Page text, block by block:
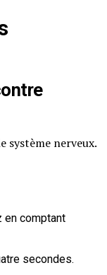
système nerveux.
en comptant
secondes.